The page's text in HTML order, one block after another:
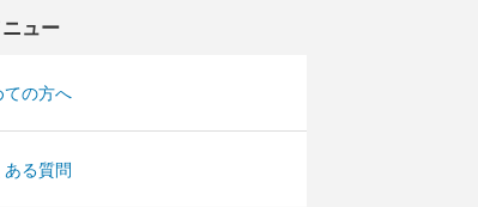
ュー
ての方へ
ある質問